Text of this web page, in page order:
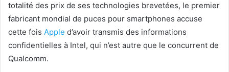
totalité des prix de ses technologies brevetées, le premier
fabricant mondial de puces pour smartphones accuse
cette fois Apple d’avoir transmis des informations
confidentielles à Intel, qui n’est autre que le concurrent de
Qualcomm.